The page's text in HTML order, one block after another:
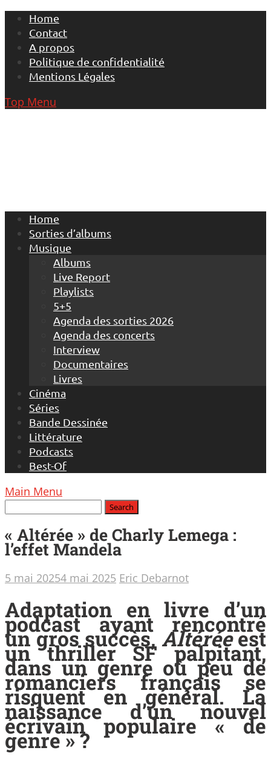
Skip
content
Home
Contact
A propos
Politique de confidentialité
Mentions Légales
Top Menu
Home
Sorties d’albums
Musique
Albums
Live Report
Playlists
5+5
Agenda des sorties 2026
Agenda des concerts
Interview
Documentaires
Livres
Cinéma
Séries
Bande Dessinée
Littérature
Podcasts
Best-Of
Main Menu
« Altérée » de Charly Lemega :
l’effet Mandela
5 mai 20254 mai 2025 Eric Debarnot
Adaptation en livre d’un
podcast ayant rencontré
un gros succès, Altéréeest
un thriller SF palpitant,
dans un genre où peu de
romanciers français se
risquent en général. La
naissance d’un nouvel
écrivain populaire « de
genre » ?